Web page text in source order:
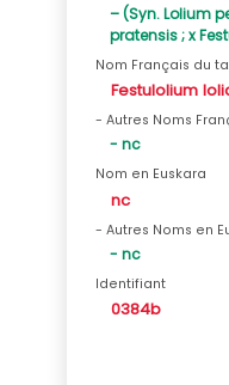
– (Syn. Lolium
pratensis ; x
Nom Français du
Festulolium
- Autres Noms
- nc
Nom en Euskara
nc
- Autres Noms en
- nc
Identifiant
0384b